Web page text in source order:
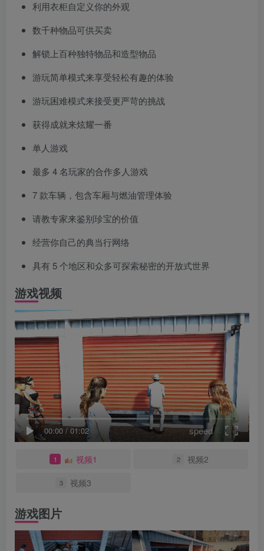
利用衣柜自定义你的外观
数千种物品可供买卖
解锁上百种独特物品和造型物品
游玩简单模式来享受轻松有趣的体验
游玩困难模式来接受更严苛的挑战
获得成就来炫耀一番
单人游戏
最多 4 名玩家的合作多人游戏
7 款车辆，包含车厢与燃油管理体验
请教专家来鉴别珍宝的价值
经营你自己的典当行网络
具有 5 个地区和众多可探索秘密的开放式世界
游戏视频
00:00 /01:02 speed
1 视频1 2 视频2
3 视频3
游戏图片